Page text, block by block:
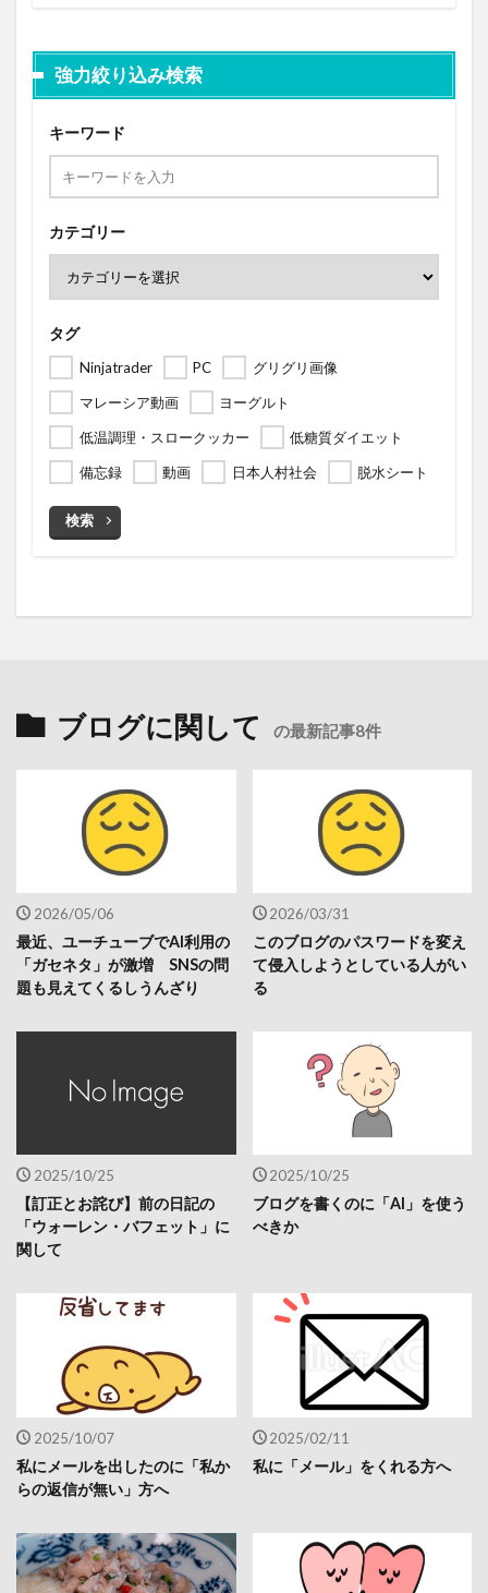
強力絞り込み検索
キーワード
カテゴリー
タグ
Ninjatrader PC
グリグリ画像
マレーシア動画
ヨーグルト
低温調理・スロークッカー
低糖質ダイエット
備忘録
動画 日本人村社会 脱水シート
検索
ブログに関して の最新記事8件
2026/05/06
最近、ユーチューブでAI利用の
「ガセネタ」が激増 SNSの問
題も見えてくるしうんざり
2026/03/31
このブログのパスワードを変え
て侵入しようとしている人がい
る
2025/10/25
【訂正とお詫び】前の日記の
「ウォーレン・バフェット」に
関して
2025/10/25
ブログを書くのに「AI」を使う
べきか
2025/10/07
私にメールを出したのに「私か
らの返信が無い」方へ
2025/02/11
私に「メール」をくれる方へ